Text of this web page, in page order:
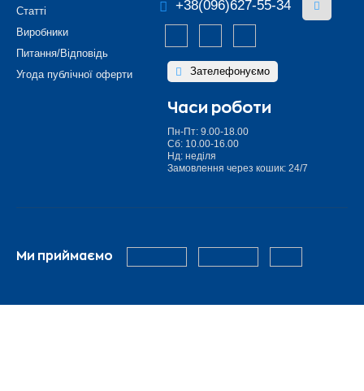
Статті
Виробники
Питання/Відповідь
Угода публічної оферти
+38(096)627-55-34
Зателефонуємо
Часи роботи
Пн-Пт: 9.00-18.00
Сб: 10.00-16.00
Нд: неділя
Замовлення через кошик: 24/7
Ми приймаємо